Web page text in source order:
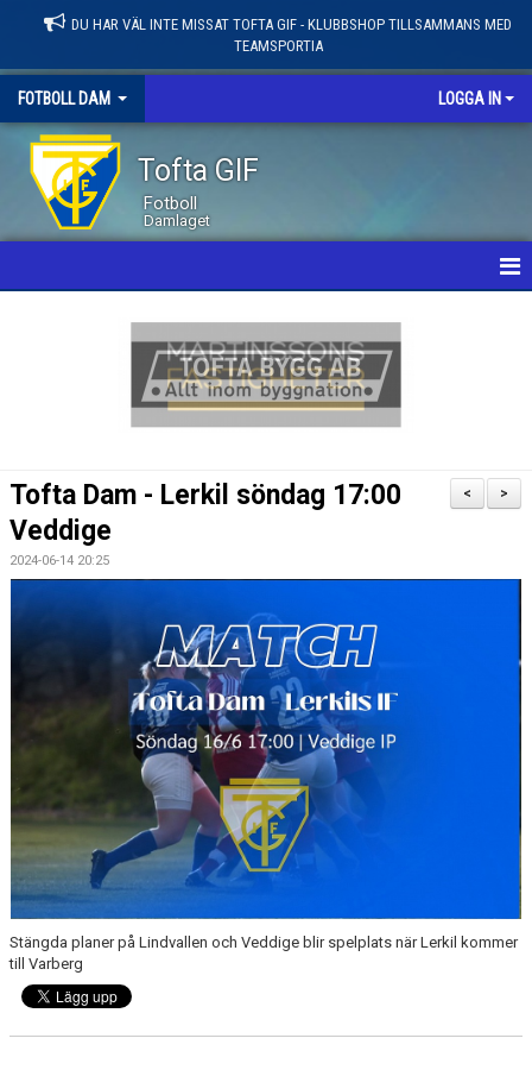
DU HAR VÄL INTE MISSAT TOFTA GIF - KLUBBSHOP TILLSAMMANS MED
TEAMSPORTIA
FOTBOLL DAM LOGGA IN
Tofta GIF
Fotboll
Damlaget
LEDARE / TRUPP
BILDGALLERI
DOKUMENT
>
<
Tofta Dam - Lerkil söndag 17:00
Veddige
2024-06-14 20:25
Stängda planer på Lindvallen och Veddige blir spelplats när Lerkil kommer
till Varberg